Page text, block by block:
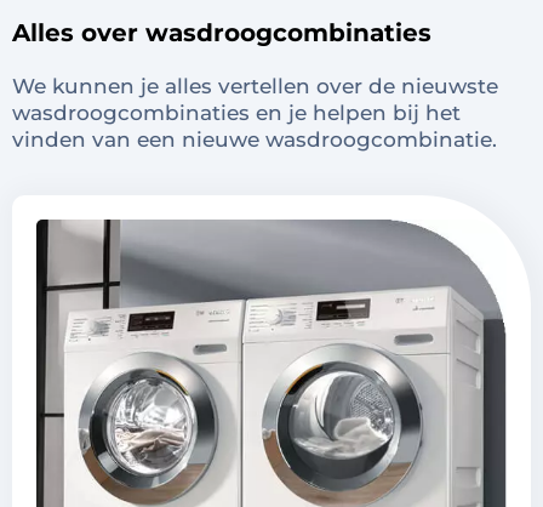
Alles over wasdroogcombinaties
We kunnen je alles vertellen over de nieuwste
wasdroogcombinaties en je helpen bij het
vinden van een nieuwe wasdroogcombinatie.